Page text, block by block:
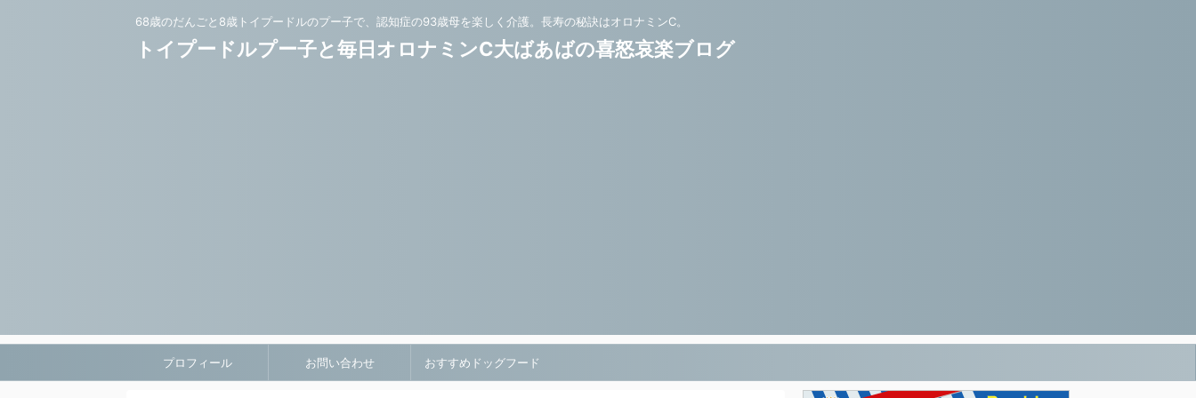
68歳のだんごと8歳トイプードルのプー子で、認知症の93歳母を楽しく介護。長寿の秘訣はオロナミンC。
トイプードルプー子と毎日オロナミンC大ばあばの喜怒哀楽ブログ
プロフィール お問い合わせ おすすめドッグフード